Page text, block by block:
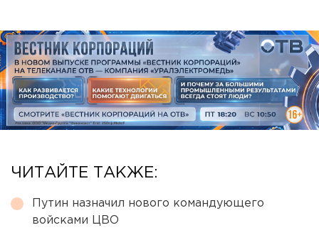
ЧИТАЙТЕ ТАКЖЕ:
Путин назначил нового командующего
войсками ЦВО